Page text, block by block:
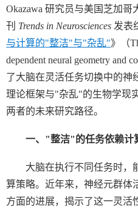
Okazawa 研究员与美国芝加哥
刊 Trends in Neurosciences 发表
与计算的"整洁"与"杂乱"》（
dependent neural geometry and
了大脑在灵活任务切换中的神
理论框架与"杂乱"的生物学现
两者的未来研究路径。
一、 "整洁"的任务依赖计
大脑在执行不同任务时，
算策略。近年来，神经元群体
方面的进展，揭示了这一灵活